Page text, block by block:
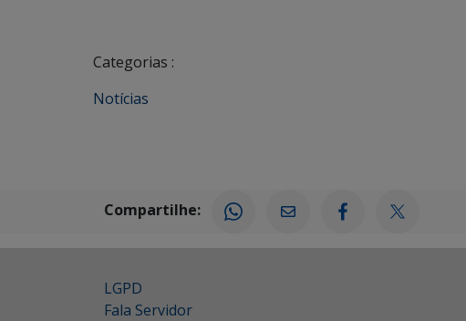
Categorias :
Notícias
Compartilhe:
LGPD
Fala Servidor